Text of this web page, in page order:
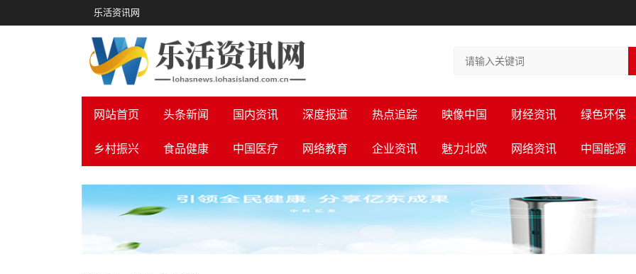
乐活资讯网
网站首页 头条新闻 国内资讯 深度报道 热点追踪 映像中国 财经资讯 绿色环保
乡村振兴 食品健康 中国医疗 网络教育 企业资讯 魅力北欧 网络资讯 中国能源